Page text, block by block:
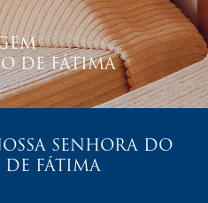
DE FÁTIMA
SENHORA DO
DE FÁTIMA